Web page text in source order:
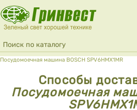
Перейти к основному содержанию
Форма поиска
Поиск
Вы здесь
Посудомоечная машина BOSCH SPV6HMX1MR
Способы
Посудомоечная